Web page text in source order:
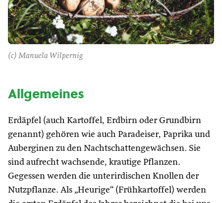
(c) Manuela Wilpernig
Allgemeines
Erdäpfel (auch Kartoffel, Erdbirn oder Grundbirn
genannt) gehören wie auch Paradeiser, Paprika und
Auberginen zu den Nachtschattengewächsen. Sie
sind aufrecht wachsende, krautige Pflanzen.
Gegessen werden die unterirdischen Knollen der
Nutzpflanze. Als „Heurige“ (Frühkartoffel) werden